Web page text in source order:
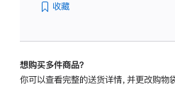
转
收藏
想购买多件商品？
你可以查看完整的送货详情，并更改购物